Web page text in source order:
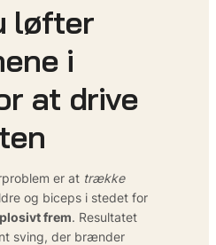
løfter
i
at drive
er at trække
og biceps i stedet for
frem. Resultatet
sving, der brænder